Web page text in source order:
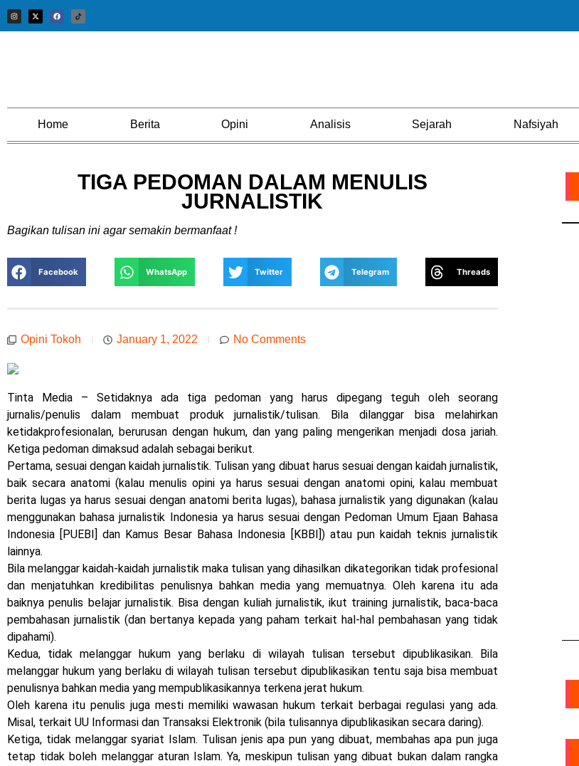
Home Berita Opini Analisis Sejarah Nafsiyah
TIGA PEDOMAN DALAM MENULIS
JURNALISTIK
Bagikan tulisan ini agar semakin bermanfaat !
Facebook WhatsApp Twitter Telegram Threads
Opini Tokoh January 1, 2022 No Comments
Tinta Media – Setidaknya ada tiga pedoman yang harus dipegang teguh oleh seorang
jurnalis/penulis dalam membuat produk jurnalistik/tulisan. Bila dilanggar bisa melahirkan
ketidakprofesionalan, berurusan dengan hukum, dan yang paling mengerikan menjadi dosa jariah.
Ketiga pedoman dimaksud adalah sebagai berikut.
Pertama, sesuai dengan kaidah jurnalistik. Tulisan yang dibuat harus sesuai dengan kaidah jurnalistik,
baik secara anatomi (kalau menulis opini ya harus sesuai dengan anatomi opini, kalau membuat
berita lugas ya harus sesuai dengan anatomi berita lugas), bahasa jurnalistik yang digunakan (kalau
menggunakan bahasa jurnalistik Indonesia ya harus sesuai dengan Pedoman Umum Ejaan Bahasa
Indonesia [PUEBI] dan Kamus Besar Bahasa Indonesia [KBBI]) atau pun kaidah teknis jurnalistik
lainnya.
Bila melanggar kaidah-kaidah jurnalistik maka tulisan yang dihasilkan dikategorikan tidak profesional
dan menjatuhkan kredibilitas penulisnya bahkan media yang memuatnya. Oleh karena itu ada
baiknya penulis belajar jurnalistik. Bisa dengan kuliah jurnalistik, ikut training jurnalistik, baca-baca
pembahasan jurnalistik (dan bertanya kepada yang paham terkait hal-hal pembahasan yang tidak
dipahami).
Kedua, tidak melanggar hukum yang berlaku di wilayah tulisan tersebut dipublikasikan. Bila
melanggar hukum yang berlaku di wilayah tulisan tersebut dipublikasikan tentu saja bisa membuat
penulisnya bahkan media yang mempublikasikannya terkena jerat hukum.
Oleh karena itu penulis juga mesti memiliki wawasan hukum terkait berbagai regulasi yang ada.
Misal, terkait UU Informasi dan Transaksi Elektronik (bila tulisannya dipublikasikan secara daring).
Ketiga, tidak melanggar syariat Islam. Tulisan jenis apa pun yang dibuat, membahas apa pun juga
tetap tidak boleh melanggar aturan Islam. Ya, meskipun tulisan yang dibuat bukan dalam rangka